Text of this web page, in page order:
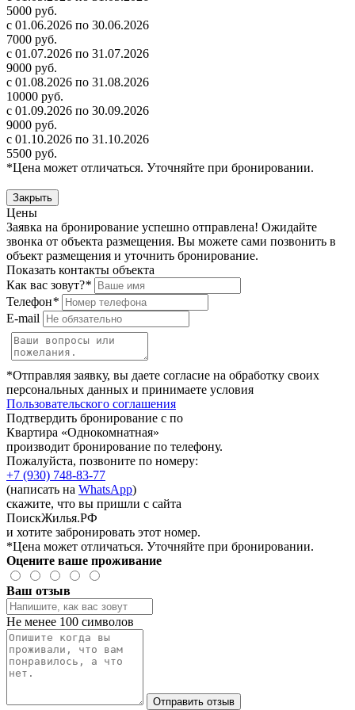
5000 руб.
с 01.06.2026 по 30.06.2026
7000 руб.
с 01.07.2026 по 31.07.2026
9000 руб.
с 01.08.2026 по 31.08.2026
10000 руб.
с 01.09.2026 по 30.09.2026
9000 руб.
с 01.10.2026 по 31.10.2026
5500 руб.
*Цена может отличаться. Уточняйте при бронировании.
Закрыть
Цены
Заявка на бронирование успешно отправлена! Ожидайте
звонка от объекта размещения. Вы можете сами позвонить в
объект размещения и уточнить бронирование.
Показать контакты объекта
Как вас зовут?*
Телефон*
E-mail
*Отправляя заявку, вы даете согласие на обработку своих
персональных данных и принимаете условия
Пользовательского соглашения
Подтвердить бронирование с по
Квартира «Однокомнатная»
производит бронирование по телефону.
Пожалуйста, позвоните по номеру:
+7 (930) 748-83-77
(написать на WhatsApp)
скажите, что вы пришли с сайта
ПоискЖилья.РФ
и хотите забронировать этот номер.
*Цена может отличаться. Уточняйте при бронировании.
Оцените ваше проживание
Ваш отзыв
Не менее 100 символов
Отправить отзыв